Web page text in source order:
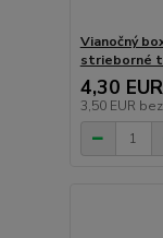
Vianočný
strieborné
4,30 EUR
3,50 EUR